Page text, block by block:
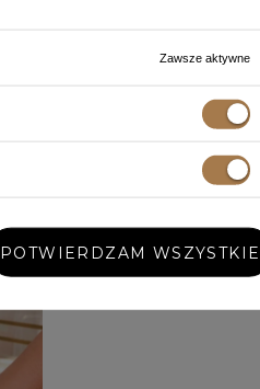
Zawsze aktywne
POTWIERDZAM WSZYSTKIE